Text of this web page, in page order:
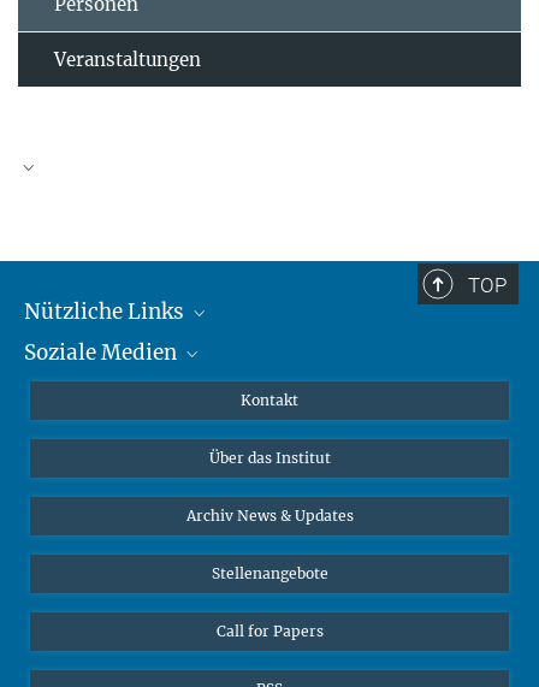
Veranstaltungen
TOP
Nützliche Links
MMG Alumni Corner
Online-Vorträge
Interviews zum Thema "Diversity"
Soziale Medien
Bluesky
Kontakt
Über das Institut
Archiv News & Updates
Stellenangebote
Call for Papers